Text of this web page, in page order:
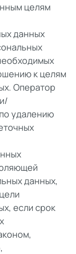
целям
данных
к целям
Оператор
удалению
данных,
если срок